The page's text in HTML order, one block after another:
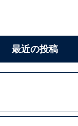
最近の投稿